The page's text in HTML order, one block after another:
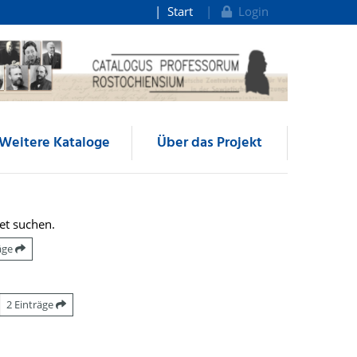
Start Login
Kataloge Über das Projekt
suchen.
2 Einträge